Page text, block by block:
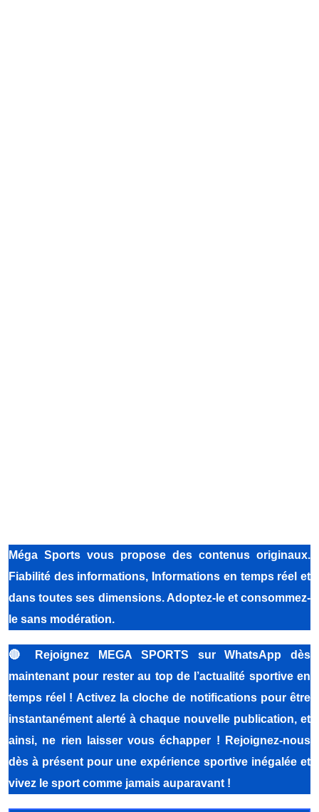
Méga Sports vous propose des contenus originaux.
Fiabilité des informations, Informations en temps réel et
dans toutes ses dimensions. Adoptez-le et consommez-
le sans modération.
🔴
Rejoignez MEGA SPORTS sur WhatsApp dès
maintenant pour rester au top de l’actualité sportive en
temps réel ! Activez la cloche de notifications pour être
instantanément alerté à chaque nouvelle publication, et
ainsi, ne rien laisser vous échapper ! Rejoignez-nous
dès à présent pour une expérience sportive inégalée et
vivez le sport comme jamais auparavant !